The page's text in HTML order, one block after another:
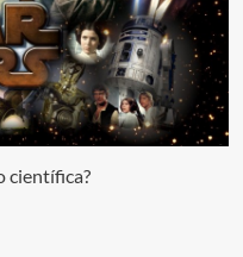
científica?